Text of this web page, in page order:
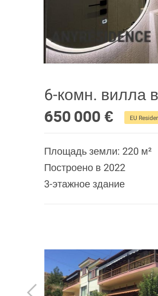
6-комн. вилла
650 000 €
EU
Площадь земли: 220 м²
Построено в 2022
3-этажное здание